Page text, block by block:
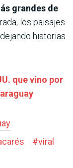
grandes de
los paisajes
historias
que vino por
#viral